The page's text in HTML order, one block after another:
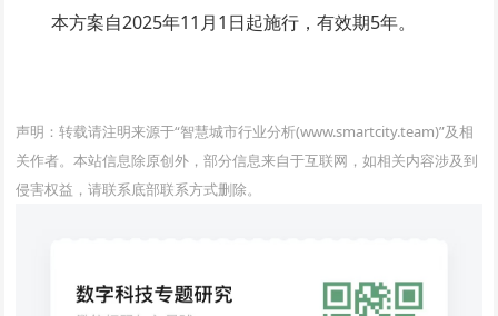
本方案自2025年11月1日起施行，有效期5年。
声明：转载请注明来源于“智慧城市行业分析(www.smartcity.team)”及相
关作者。本站信息除原创外，部分信息来自于互联网，如相关内容涉及到
侵害权益，请联系底部联系方式删除。